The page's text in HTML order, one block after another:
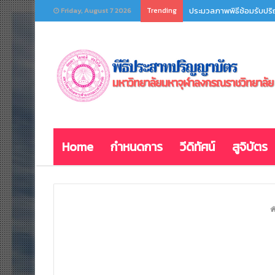
Friday, August 7 2026 Trending ประมวลภาพพิธีซ้อมรับปริ
Home กำหนดการ วีดิทัศน์ สูจิบัตร